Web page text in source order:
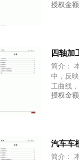
授权金
四轴加
简介：
中，反
工曲线
中学习
授权金
汽车车
简介：